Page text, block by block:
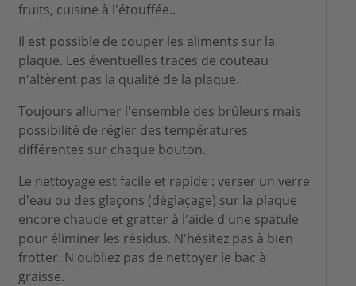
fruits, cuisine à l'étouffée..
Il est possible de couper les aliments sur la
plaque. Les éventuelles traces de couteau
n'altèrent pas la qualité de la plaque.
Toujours allumer l'ensemble des brûleurs mais
possibilité de régler des températures
différentes sur chaque bouton.
Le nettoyage est facile et rapide : verser un verre
d'eau ou des glaçons (déglaçage) sur la plaque
encore chaude et gratter à l'aide d'une spatule
pour éliminer les résidus. N'hésitez pas à bien
frotter. N'oubliez pas de nettoyer le bac à
graisse.